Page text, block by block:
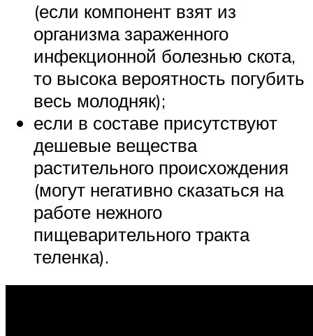
(если компонент взят из
организма зараженного
инфекционной болезнью скота,
то высока вероятность погубить
весь молодняк);
если в составе присутствуют
дешевые вещества
растительного происхождения
(могут негативно сказаться на
работе нежного
пищеварительного тракта
теленка).